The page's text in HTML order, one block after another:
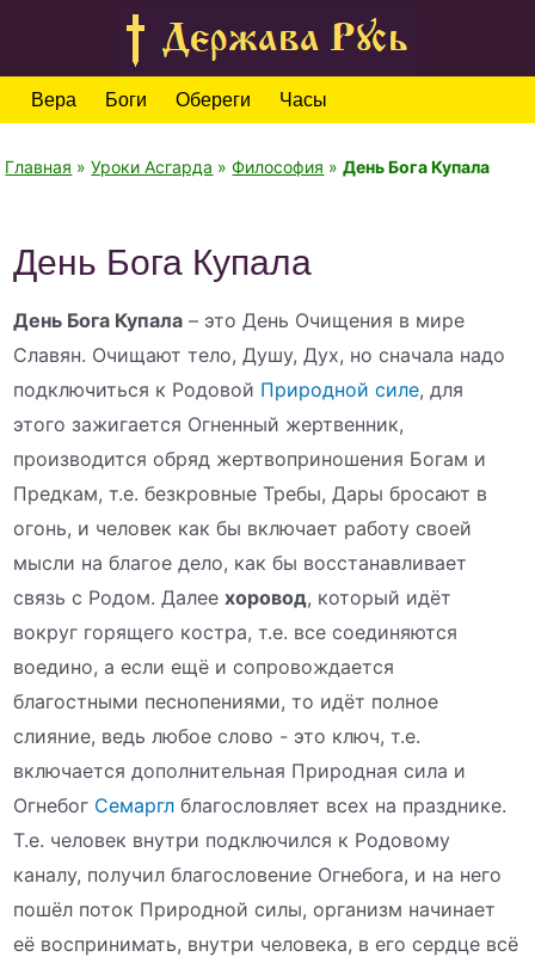
Вера Боги Обереги Часы
Главная »Уроки Асгарда »Философия »День Бога Купала
День Бога Купала
День Бога Купала – это День Очищения в мире
Славян. Очищают тело, Душу, Дух, но сначала надо
подключиться к Родовой Природной силе, для
этого зажигается Огненный жертвенник,
производится обряд жертвоприношения Богам и
Предкам, т.е. безкровные Требы, Дары бросают в
огонь, и человек как бы включает работу своей
мысли на благое дело, как бы восстанавливает
связь с Родом. Далеехоровод, который идёт
вокруг горящего костра, т.е. все соединяются
воедино, а если ещё и сопровождается
благостными песнопениями, то идёт полное
слияние, ведь любое слово - это ключ, т.е.
включается дополнительная Природная сила и
Огнебог Семаргл благословляет всех на празднике.
Т.е. человек внутри подключился к Родовому
каналу, получил благословение Огнебога, и на него
пошёл поток Природной силы, организм начинает
её воспринимать, внутри человека, в его сердце всё